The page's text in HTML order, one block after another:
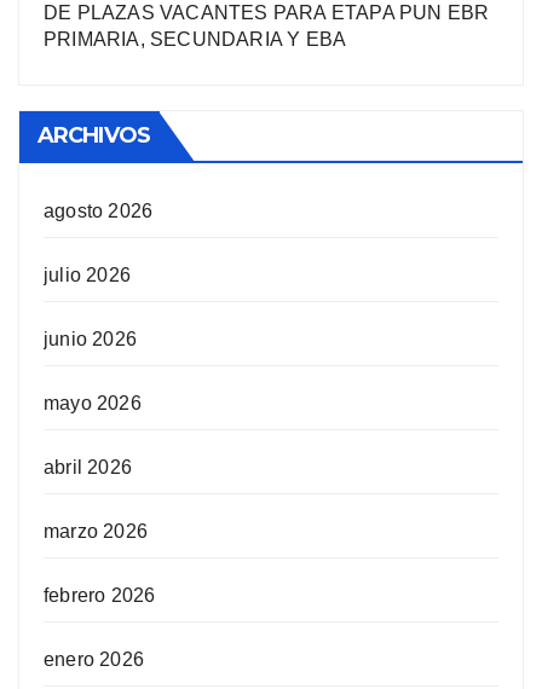
DE PLAZAS VACANTES PARA ETAPA PUN EBR
PRIMARIA, SECUNDARIA Y EBA
ARCHIVOS
agosto 2026
julio 2026
junio 2026
mayo 2026
abril 2026
marzo 2026
febrero 2026
enero 2026